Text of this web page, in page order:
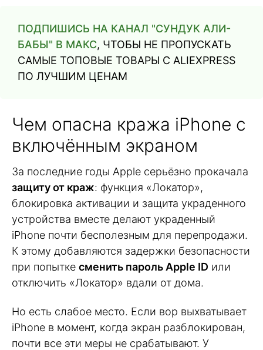
ПОДПИШИСЬ НА КАНАЛ "СУНДУК АЛИ-
БАБЫ" В МАКС, ЧТОБЫ НЕ ПРОПУСКАТЬ
САМЫЕ ТОПОВЫЕ ТОВАРЫ С ALIEXPRESS
ПО ЛУЧШИМ ЦЕНАМ
Чем опасна кража iPhone с
включённым экраном
За последние годы Apple серьёзно прокачала
защиту от краж: функция «Локатор»,
блокировка активации и защита украденного
устройства вместе делают украденный
iPhone почти бесполезным для перепродажи.
К этому добавляются задержки безопасности
при попытке сменить пароль Apple ID или
отключить «Локатор» вдали от дома.
Но есть слабое место. Если вор выхватывает
iPhone в момент, когда экран разблокирован,
почти все эти меры не срабатывают. У